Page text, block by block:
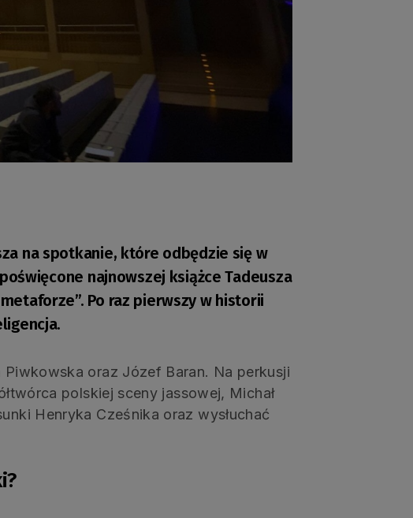
na spotkanie, które odbędzie się w
najnowszej książce Tadeusza
Po raz pierwszy w historii
oraz Józef Baran. Na perkusji
polskiej sceny jassowej, Michał
Henryka Cześnika oraz wysłuchać